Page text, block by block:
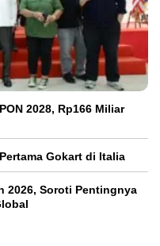
2028, Rp166 Miliar
Gokart di Italia
2026, Soroti Pentingnya